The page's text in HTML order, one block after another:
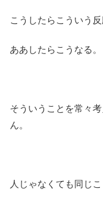
こうしたらこういう反
ああしたらこうなる。
そういうことを常々
ん。
人じゃなくても同じこ